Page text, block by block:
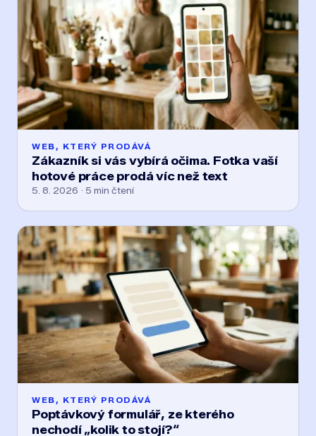
WEB, KTERÝ PRODÁVÁ
Zákazník si vás vybírá očima. Fotka vaší
hotové práce prodá víc než text
5. 8. 2026 · 5 min čtení
WEB, KTERÝ PRODÁVÁ
Poptávkový formulář, ze kterého
nechodí „kolik to stojí?“